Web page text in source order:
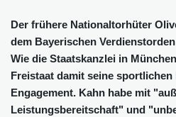
Der frühere Nationaltorhüter
dem Bayerischen
Wie die Staatskanzlei in
Freistaat damit seine
Engagement. Kahn habe mit
Leistungsbereitschaft" und